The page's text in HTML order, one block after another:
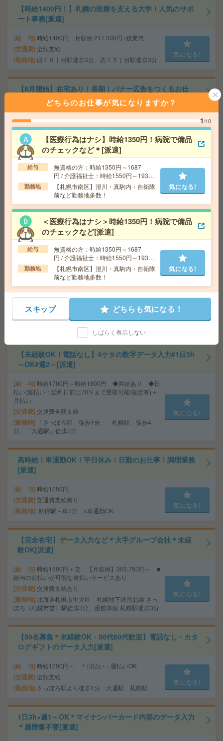
【時給1400円！】札幌の医療を支える大学！人気のサポ
ート事務[派遣]
給 与 時給1400円 月収例 217,000円+残業代
交通費 全額支給
勤務地 西１８丁目駅徒歩3分、西１５丁目駅徒歩3分
気になる!
【8月開始】在宅あり！長期！バナー広告をつくるお仕
事！朝遅め[派遣]
給 与 時給1300円 月収例 208,000円+残業代
交通費 全額支給
勤務地
大通駅徒歩5分、さっぽろ駅徒歩8分 ※おしゃ
れなオフィス！ベンチャーです！
気になる!
【50代～60代活躍】経験を活かす落着いた職場*補助金支
援＊事務[派遣]
給 与 時給1300円＋交
交通費 交通費支給有
勤務地
札幌市営南北線 さっぽろ駅 徒歩10分/札幌市
営東西線 西11丁目駅 徒歩11分
気になる!
＼週1～＆時短もOK／図書館、新規書籍の情報を入力す
るだけ！WワークOK[派遣]
給 与 時給1800円
交通費 交通費込
札幌駅/さっぽろ駅/大通り駅より徒歩5分、西1
【未経験OK！電話なし】4ケタの数字データ入力#1日3h
～OK#週2～[派遣]
給 与 時給1700円～時給1800円 ◆昇給あり ◆日
払い(速払い：給料日前に70％まで受取可能/規定有)＋
月払い
交通費 交通費全額支給
勤務地
「さっぽろ駅」徒歩1分、「札幌駅」徒歩4
分、「大通駅」徒歩7分
気になる!
高時給！車通勤OK！平日休み！日勤のお仕事！調理業務
[派遣]
給 与 時給1250円
交通費 交通費支給有り
勤務地 新得駅～車7分 ※車通勤OK
気になる!
【完全在宅】データ入力など＊大手グループ会社＊未経
験OK[派遣]
給 与 時給1500円＋交 【月収例】303,750円～ ■
給与の前払いが可能な速払いサービスあり
交通費 交通費支給あり
勤務地 北海道札幌市中央区 札幌地下鉄南北線 さっ
ぽろ（札幌市営）駅徒歩3分、函館本線 札幌駅徒歩3分
気になる!
【50名募集＊未経験OK・50代60代歓迎】電話なし・カタ
ログギフトのデータ入力[派遣]
給 与 時給1700円～ ＊日払い・週払いOK
交通費 全額支給
勤務地 さっぽろ駅より徒歩4分 大通駅 札幌駅
気になる!
1日3h×週1～OK＊マイナンバーカード内容のデータ入力
＊履歴書不要[派遣]
どちらのお仕事が気になりますか？
1/10
【医療行為はナシ】時給1350円！病院で備品
のチェックなど＊[派遣]
給与
無資格の方：時給1350円～1687
円 / 介護福祉士：時給1550円～1937
円 / 初任者以上：時給1450円～1812
円
勤務地
【札幌市南区】澄川・真駒内・自衛隊
前など勤務地多数！
気になる!
＜医療行為はナシ＞時給1350円！病院で備品
のチェックなど[派遣]
給与
無資格の方：時給1350円～1687
円 / 介護福祉士：時給1550円～1937
円 / 初任者以上：時給1450円～1812
円
勤務地
【札幌市南区】澄川・真駒内・自衛隊
前など勤務地多数！
気になる!
スキップ どちらも気になる！
しばらく表示しない